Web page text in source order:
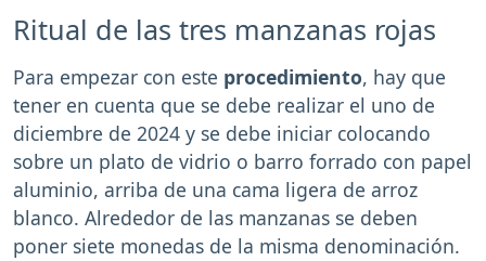
Ritual de las tres manzanas rojas
Para empezar con este procedimiento, hay que
tener en cuenta que se debe realizar el uno de
diciembre de 2024 y se debe iniciar colocando
sobre un plato de vidrio o barro forrado con papel
aluminio, arriba de una cama ligera de arroz
blanco. Alrededor de las manzanas se deben
poner siete monedas de la misma denominación.